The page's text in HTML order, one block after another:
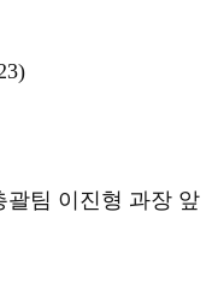
괄팀 이진형 과장 앞